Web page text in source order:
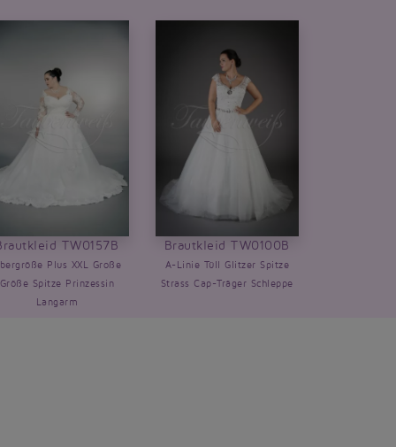
TW0157B
Plus XXL Große
Größe Spitze Prinzessin
Langarm
Brautkleid TW0100B
A-Linie Tüll Glitzer Spitze
Strass Cap-Träger Schleppe